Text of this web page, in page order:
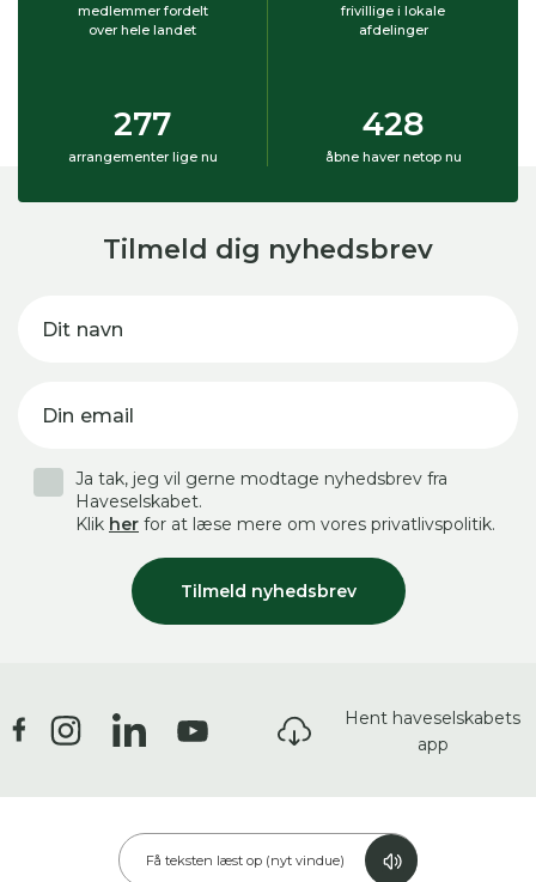
medlemmer fordelt
over hele landet
frivillige i lokale
afdelinger
277
arrangementer lige nu
428
åbne haver netop nu
Tilmeld dig nyhedsbrev
Dit navn
Din email
Tilmeld nyhedsbrev
Ja tak, jeg vil gerne modtage nyhedsbrev fra
Haveselskabet.
Klik her for at læse mere om vores privatlivspolitik.
Hent haveselskabets
app
Få teksten læst op (nyt vindue)